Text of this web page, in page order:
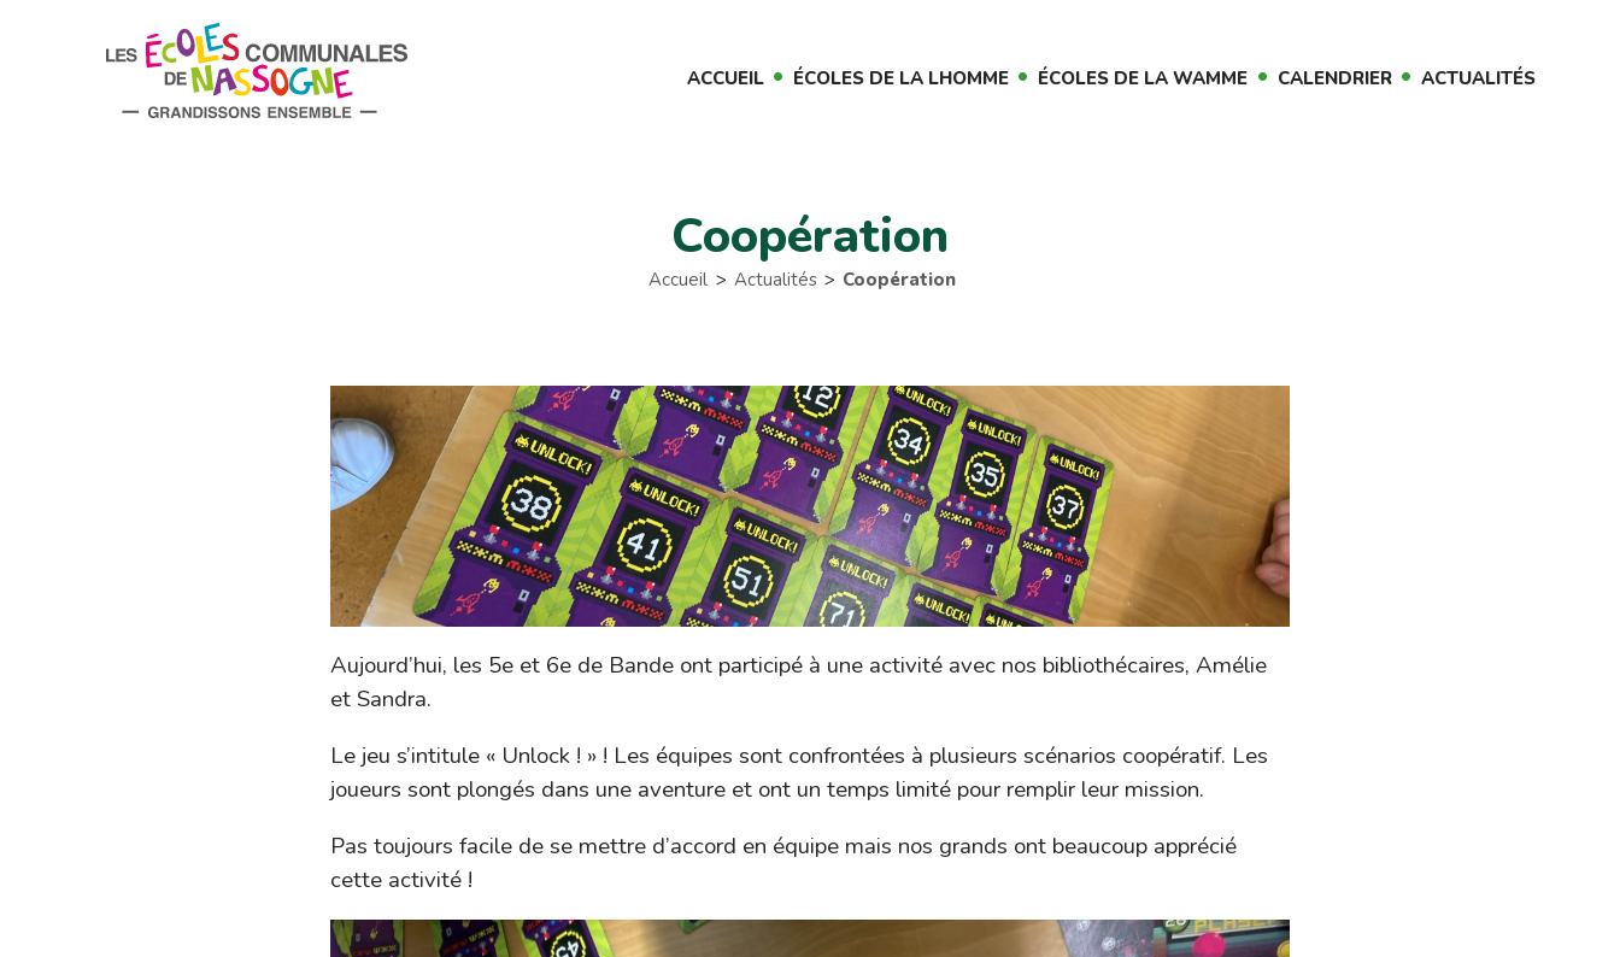
ACCUEIL ÉCOLES DE LA LHOMME ÉCOLES DE LA WAMME CALENDRIER ACTUALITÉS
Coopération
Accueil Actualités Coopération
Aujourd’hui, les 5e et 6e de Bande ont participé à une activité avec nos bibliothécaires, Amélie
et Sandra.
Le jeu s’intitule « Unlock ! » ! Les équipes sont confrontées à plusieurs scénarios coopératif. Les
joueurs sont plongés dans une aventure et ont un temps limité pour remplir leur mission.
Pas toujours facile de se mettre d’accord en équipe mais nos grands ont beaucoup apprécié
cette activité !